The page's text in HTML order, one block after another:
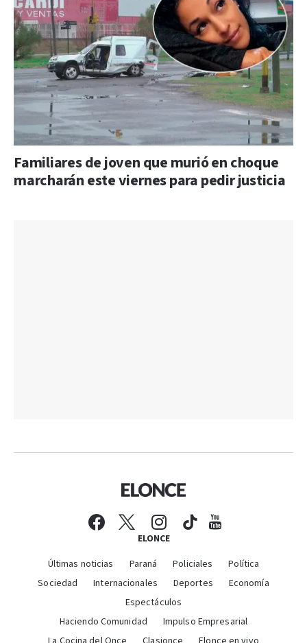
Familiares de joven que murió en choque
marcharán este viernes para pedir justicia
ELONCE
Últimas noticias Paraná Policiales
Política
Sociedad
Internacionales Deportes
Economía
Espectáculos
Haciendo Comunidad
Impulso Empresarial